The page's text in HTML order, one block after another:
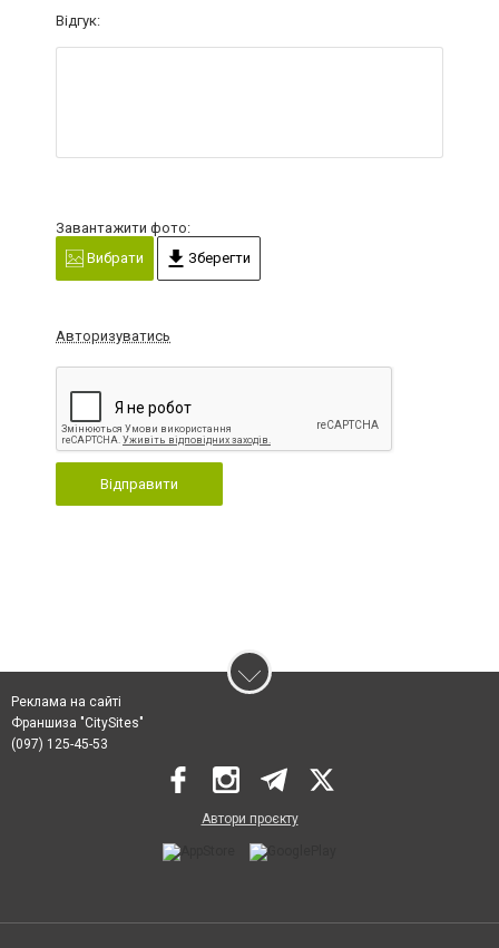
Відгук:
Завантажити фото:
Вибрати
Зберегти
Авторизуватись
Відправити
Реклама на сайті
Франшиза "CitySites"
(097) 125-45-53
Автори проєкту